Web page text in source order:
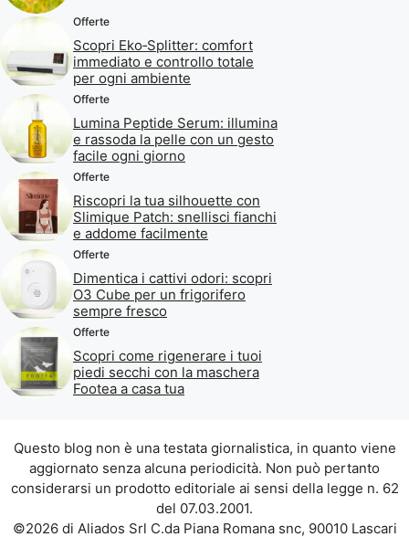
Offerte
Scopri Eko‑Splitter: comfort
immediato e controllo totale
per ogni ambiente
Offerte
Lumina Peptide Serum: illumina
e rassoda la pelle con un gesto
facile ogni giorno
Offerte
Riscopri la tua silhouette con
Slimique Patch: snellisci fianchi
e addome facilmente
Offerte
Dimentica i cattivi odori: scopri
O3 Cube per un frigorifero
sempre fresco
Offerte
Scopri come rigenerare i tuoi
piedi secchi con la maschera
Footea a casa tua
Questo blog non è una testata giornalistica, in quanto viene
aggiornato senza alcuna periodicità. Non può pertanto
considerarsi un prodotto editoriale ai sensi della legge n. 62
del 07.03.2001.
©2026 di Aliados Srl C.da Piana Romana snc, 90010 Lascari